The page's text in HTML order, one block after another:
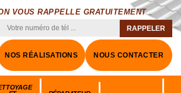
VOUS RAPPELLE GRATUITEMENT
NOS RÉALISATIONS NOUS CONTACTER